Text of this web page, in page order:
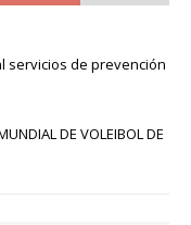
servicios de prevención
DE VOLEIBOL DE